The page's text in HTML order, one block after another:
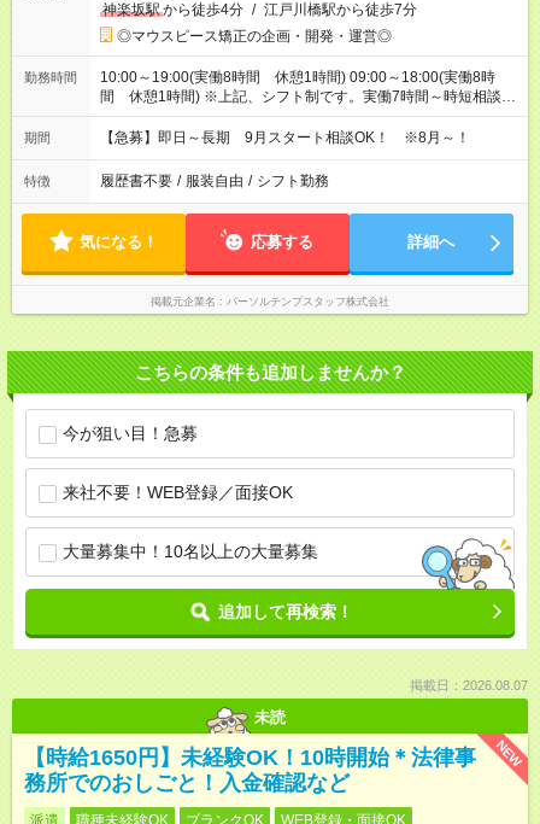
神楽坂駅から徒歩4分 / 江戸川橋駅から徒歩7分
◎マウスピース矯正の企画・開発・運営◎
勤務時間
10:00～19:00(実働8時間 休憩1時間) 09:00～18:00(実働8時
間 休憩1時間) ※上記、シフト制です。実働7時間～時短相談で
きます（9:00～17:00等）
期間 【急募】即日～長期 9月スタート相談OK！ ※8月～！
特徴 履歴書不要 / 服装自由 / シフト勤務
気になる！ 応募する 詳細へ
掲載元企業名 パーソルテンプスタッフ株式会社
こちらの条件も追加しませんか？
今が狙い目！急募
来社不要！WEB登録／面接OK
大量募集中！10名以上の大量募集
追加して再検索！
掲載日：2026.08.07
未読
NEW
【時給1650円】未経験OK！10時開始＊法律事
務所でのおしごと！入金確認など
派遣 職種未経験OK ブランクOK WEB登録・面接OK